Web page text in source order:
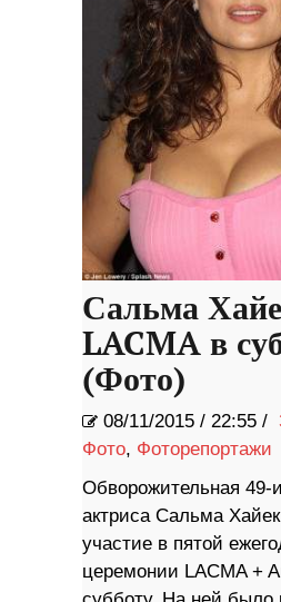
Сальма
LACMA в
(Фото)
08/11/2015 / 22:55 /
Фото, Фоторепортажи
Обворожительная 49-
актриса Сальма
участие в пятой
церемонии LACMA +